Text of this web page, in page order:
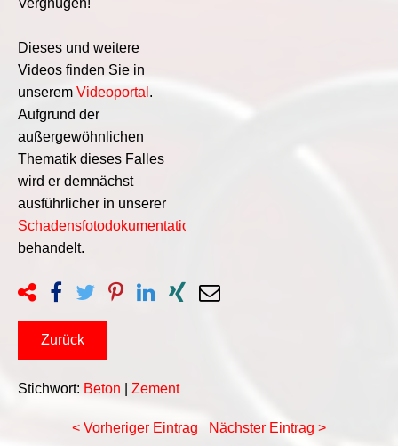
Dieses und weitere
Videos finden Sie in
unserem Videoportal .
Aufgrund der
außergewöhnlichen
Thematik dieses Falles
wird er demnächst
ausführlicher in unserer
Schadensfotodokumentation
behandelt.
Zurück
Stichwort: Beton Zement
< Vorheriger Eintrag Nächster Eintrag >